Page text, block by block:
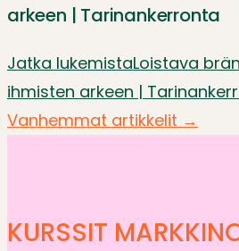
arkeen | Tarinankerronta
Jatka lukemistaLoistava
ihmisten arkeen |
Vanhemmat artikkelit →
KURSSIT